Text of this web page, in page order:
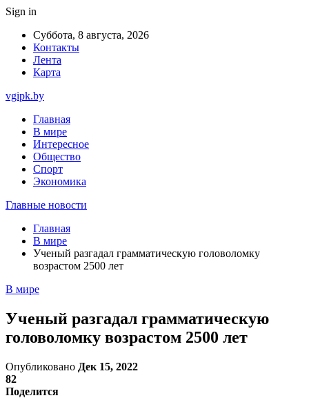
Sign in
Суббота, 8 августа, 2026
Контакты
Лента
Карта
vgipk.by
Главная
В мире
Интересное
Общество
Спорт
Экономика
Главные новости
Главная
В мире
Ученый разгадал грамматическую головоломку
возрастом 2500 лет
В мире
Ученый разгадал грамматическую
головоломку возрастом 2500 лет
Опубликовано Дек 15, 2022
82
Поделится